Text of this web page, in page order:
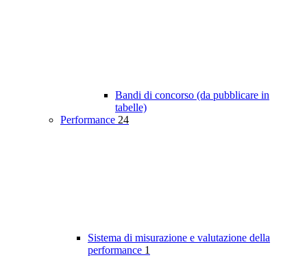
Bandi di concorso (da pubblicare in
tabelle)
Performance 24
Sistema di misurazione e valutazione della
performance 1